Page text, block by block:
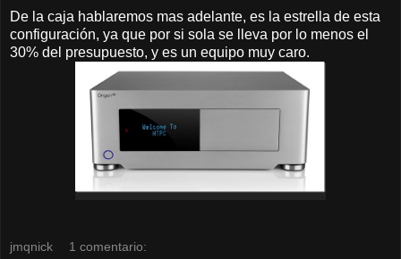
De la caja hablaremos mas adelante, es la estrella de esta
configuración, ya que por si sola se lleva por lo menos el
30% del presupuesto, y es un equipo muy caro.
jmqnick 1 comentario: